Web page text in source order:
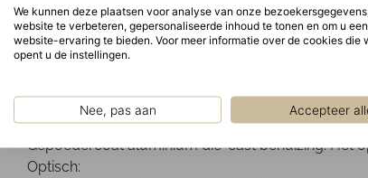
We kunnen deze plaatsen voor analyse van onze
website te verbeteren, gepersonaliseerde inhoud te tonen en om u
website-ervaring te bieden. Voor meer informatie over de cookies die
opent u de instellingen.
Nee, pas aan Accepteer
Beschrijving
Gemonteerd op een 3-fase spanningsrail.
Ontwerp:
Gepoedercoat aluminium die-cast behuizing. Het
Optisch: